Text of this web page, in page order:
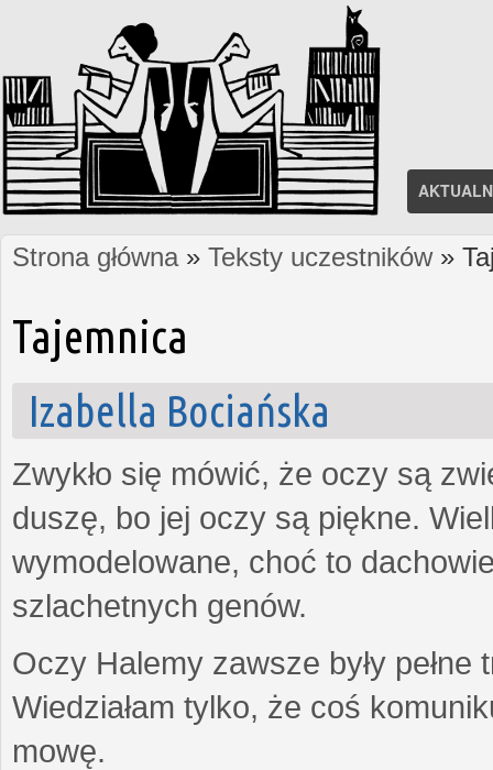
Jesteś tutaj
Strona główna» Teksty uczestników»
Tajemnica
Izabella Bociańska
Zwykło się mówić, że oczy są
duszę, bo jej oczy są piękne.
wymodelowane, choć to
szlachetnych genów.
Oczy Halemy zawsze były
Wiedziałam tylko, że coś
mowę.